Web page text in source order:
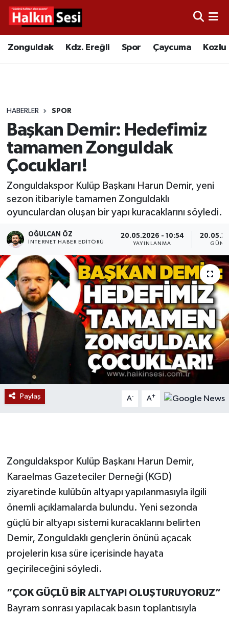
Zonguldak Kdz. Ereğli Spor Çaycuma Kozlu
HABERLER SPOR
Başkan Demir: Hedefimiz
tamamen Zonguldak
Çocukları!
Zonguldakspor Kulüp Başkanı Harun Demir, yeni
sezon itibariyle tamamen Zonguldaklı
oyunculardan oluşan bir yapı kuracaklarını söyledi.
OĞULCAN ÖZ
İNTERNET HABER EDITÖRÜ
20.05.2026 - 10:54
YAYINLANMA
Paylaş A- A+
Zonguldakspor Kulüp Başkanı Harun Demir,
Karaelmas Gazeteciler Derneği (KGD)
ziyaretinde kulübün altyapı yapılanmasıyla ilgili
önemli açıklamalarda bulundu. Yeni sezonda
güçlü bir altyapı sistemi kuracaklarını belirten
Demir, Zonguldaklı gençlerin önünü açacak
projelerin kısa süre içerisinde hayata
geçirileceğini söyledi.
“ÇOK GÜÇLÜ BİR ALTYAPI OLUŞTURUYORUZ”
Bayram sonrası yapılacak basın toplantısıyla
Video
Çaycuma
Alaplı
Asayiş
Bartın
Bolu
ÇEVRE
BİLİM VE TEKNOLOJİ
DUNYA
Düzce
Eğitim
Genel
Gökçebey
GÜNDEM
İş ilanı
Kültür - Sanat
MAGAZİN
Merkez Hava Durumu
Tüm Manşetler
Son Dakika Haberleri
Haber Arşivi